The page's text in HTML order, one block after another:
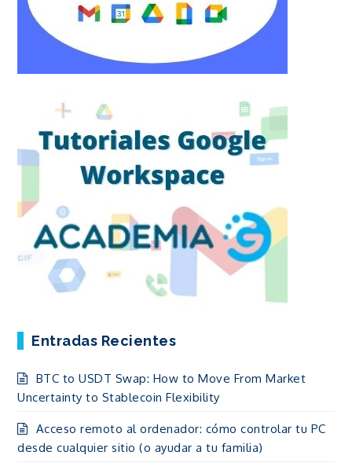
Entradas Recientes
BTC to USDT Swap: How to Move From Market
Uncertainty to Stablecoin Flexibility
Acceso remoto al ordenador: cómo controlar tu PC
desde cualquier sitio (o ayudar a tu familia)